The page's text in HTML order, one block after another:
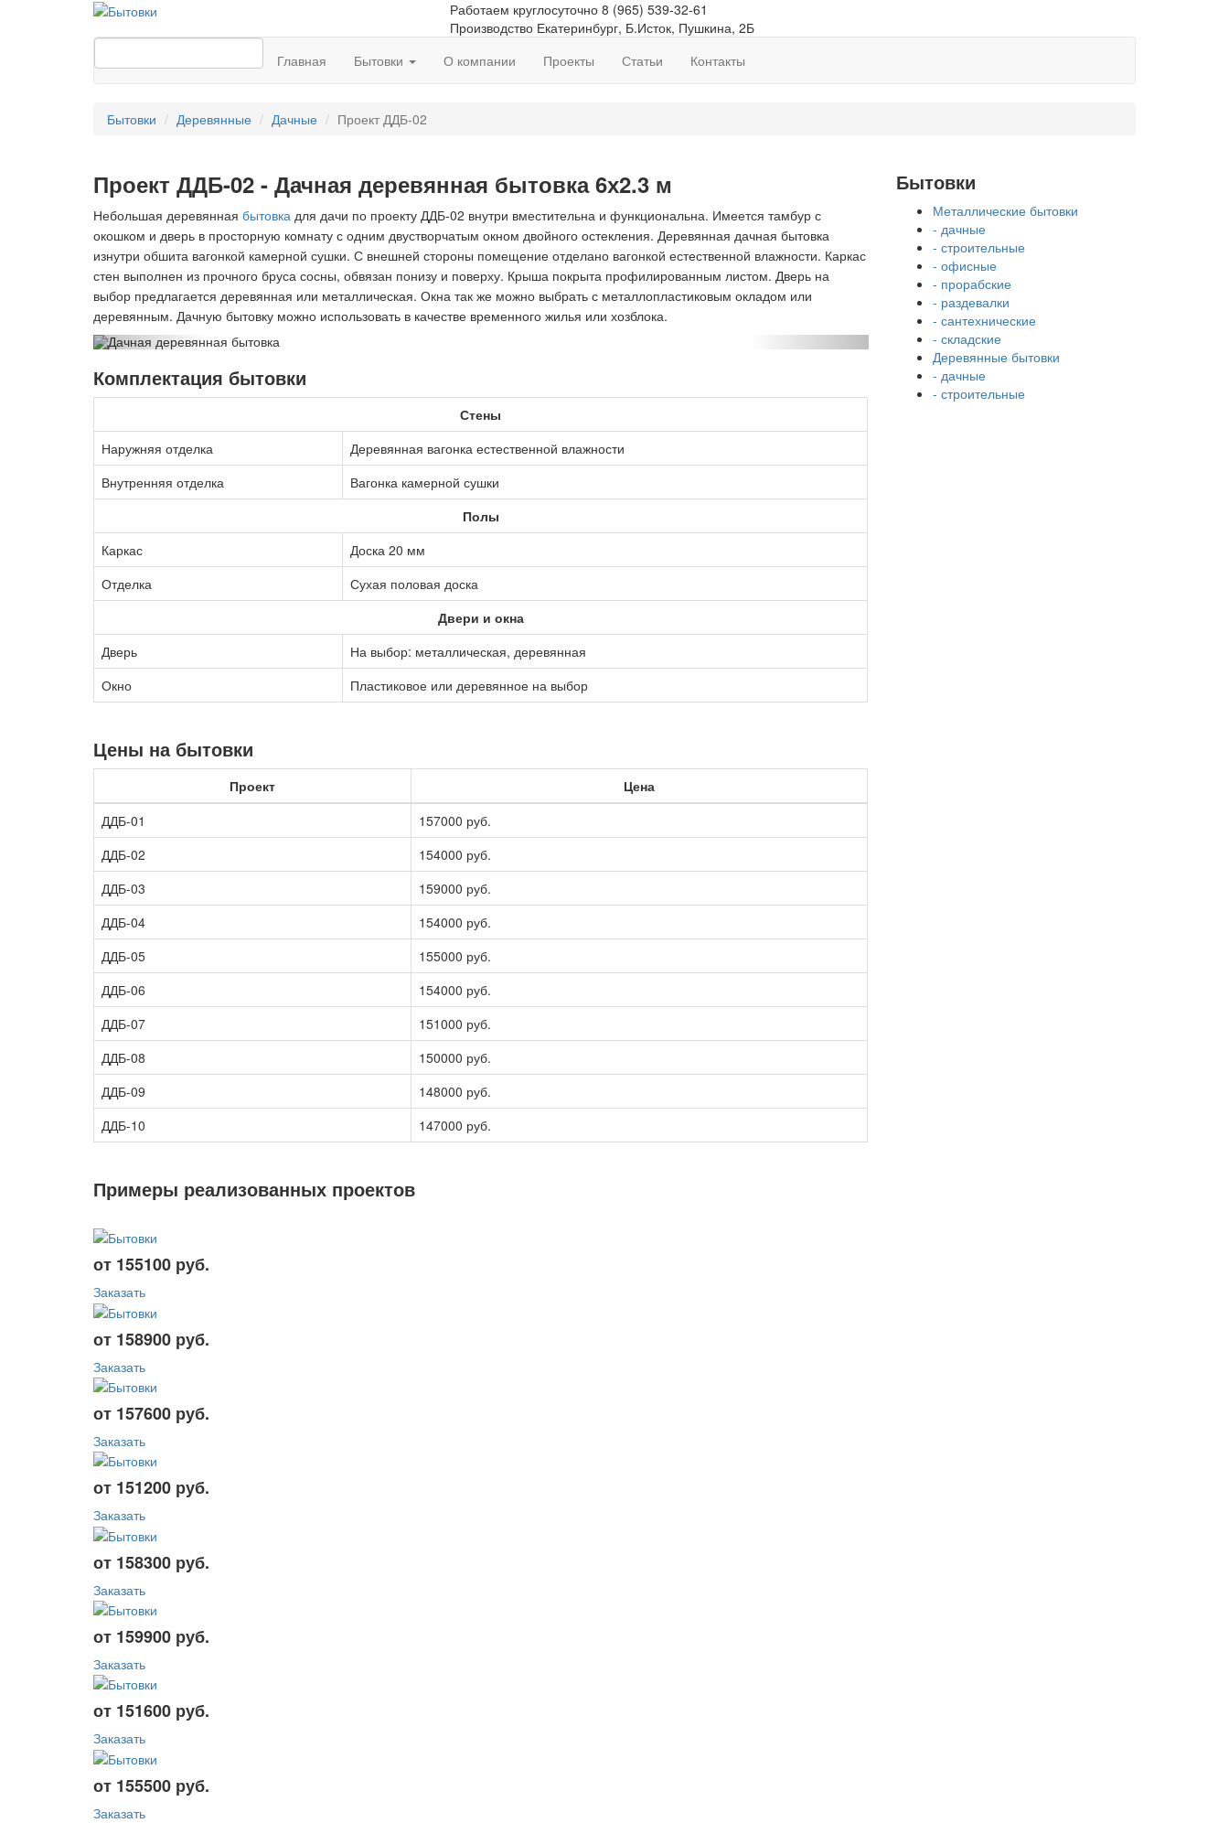
Работаем круглосуточно 8 (965) 539-32-61
Производство Екатеринбург, Б.Исток, Пушкина, 2Б
Главная
Бытовки О компании Проекты Статьи Контакты
Бытовки Деревянные Дачные Проект ДДБ-02
Проект ДДБ-02 - Дачная деревянная бытовка 6х2.3 м
Небольшая деревянная бытовка для дачи по проекту ДДБ-02 внутри вместительна и функциональна. Имеется тамбур с
окошком и дверь в просторную комнату с одним двустворчатым окном двойного остекления. Деревянная дачная бытовка
изнутри обшита вагонкой камерной сушки. С внешней стороны помещение отделано вагонкой естественной влажности. Каркас
стен выполнен из прочного бруса сосны, обвязан понизу и поверху. Крыша покрыта профилированным листом. Дверь на
выбор предлагается деревянная или металлическая. Окна так же можно выбрать с металлопластиковым окладом или
деревянным. Дачную бытовку можно использовать в качестве временного жилья или хозблока.
Комплектация бытовки
Стены
Наружняя отделка
Деревянная вагонка естественной влажности
Внутренняя отделка
Вагонка камерной сушки
Полы
Каркас
Доска 20 мм
Отделка
Сухая половая доска
Двери и окна
Дверь
На выбор: металлическая, деревянная
Окно
Пластиковое или деревянное на выбор
Цены на бытовки
Проект
Цена
ДДБ-01
157000 руб.
ДДБ-02
154000 руб.
ДДБ-03
159000 руб.
ДДБ-04
154000 руб.
ДДБ-05
155000 руб.
ДДБ-06
154000 руб.
ДДБ-07
151000 руб.
ДДБ-08
150000 руб.
ДДБ-09
148000 руб.
ДДБ-10
147000 руб.
Примеры реализованных проектов
от 155100 руб.
Заказать
от 158900 руб.
Заказать
от 157600 руб.
Заказать
от 151200 руб.
Заказать
от 158300 руб.
Заказать
от 159900 руб.
Заказать
от 151600 руб.
Заказать
от 155500 руб.
Заказать
Бытовки
Металлические бытовки
- дачные
- строительные
- офисные
- прорабские
- раздевалки
- сантехнические
- складские
Деревянные бытовки
- дачные
- строительные